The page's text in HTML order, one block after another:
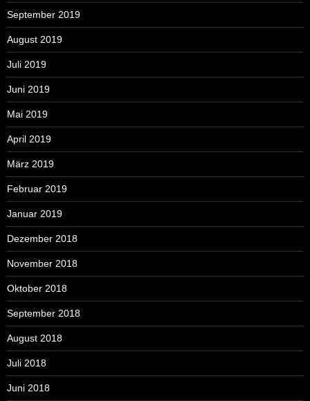
September 2019
August 2019
Juli 2019
Juni 2019
Mai 2019
April 2019
März 2019
Februar 2019
Januar 2019
Dezember 2018
November 2018
Oktober 2018
September 2018
August 2018
Juli 2018
Juni 2018